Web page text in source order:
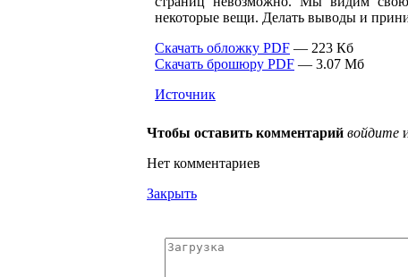
некоторые вещи. Делать выводы и
Скачать обложку PDF — 223 Кб
Скачать брошюру PDF — 3.07 Мб
Источник
Чтобы оставить комментарий войдите
Нет комментариев
Закрыть